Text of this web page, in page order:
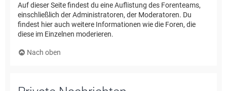
Auf dieser Seite findest du eine Auflistung des Forenteams,
einschließlich der Administratoren, der Moderatoren. Du
findest hier auch weitere Informationen wie die Foren, die
diese im Einzelnen moderieren.
Nach oben